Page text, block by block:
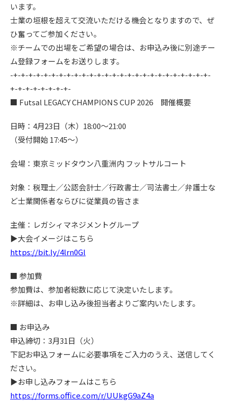
います。
士業の垣根を超えて交流いただける機会となりますので、ぜ
ひ奮ってご参加ください。
※チームでの出場をご希望の場合は、お申込み後に別途チー
ム登録フォームをお送りします。
-+-+-+-+-+-+-+-+-+-+-+-+-+-+-+-+-+-+-+-+-+-+-+-+-+-+-
+-+-+-+-+-+-+-+-
■ Futsal LEGACY CHAMPIONS CUP 2026 開催概要
日時：4月23日（木）18:00〜21:00
（受付開始 17:45〜）
会場：東京ミッドタウン八重洲内 フットサルコート
対象：税理士／公認会計士／行政書士／司法書士／弁護士な
ど士業関係者ならびに従業員の皆さま
主催：レガシィマネジメントグループ
▶大会イメージはこちら
https://bit.ly/4lrn0Gl
■ 参加費
参加費は、参加者総数に応じて決定いたします。
※詳細は、お申し込み後担当者よりご案内いたします。
■ お申込み
申込締切：3月31日（火）
下記お申込フォームに必要事項をご入力のうえ、送信してく
ださい。
▶お申し込みフォームはこちら
https://forms.office.com/r/UUkgG9aZ4a